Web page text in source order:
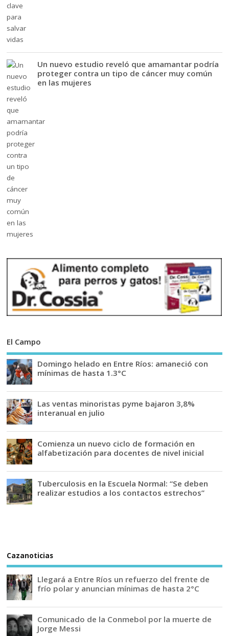
Un nuevo estudio reveló que amamantar podría
proteger contra un tipo de cáncer muy común
en las mujeres
El Campo
Domingo helado en Entre Ríos: amaneció con
mínimas de hasta 1.3°C
Las ventas minoristas pyme bajaron 3,8%
interanual en julio
Comienza un nuevo ciclo de formación en
alfabetización para docentes de nivel inicial
Tuberculosis en la Escuela Normal: “Se deben
realizar estudios a los contactos estrechos”
Cazanoticias
Llegará a Entre Ríos un refuerzo del frente de
frío polar y anuncian mínimas de hasta 2°C
Comunicado de la Conmebol por la muerte de
Jorge Messi